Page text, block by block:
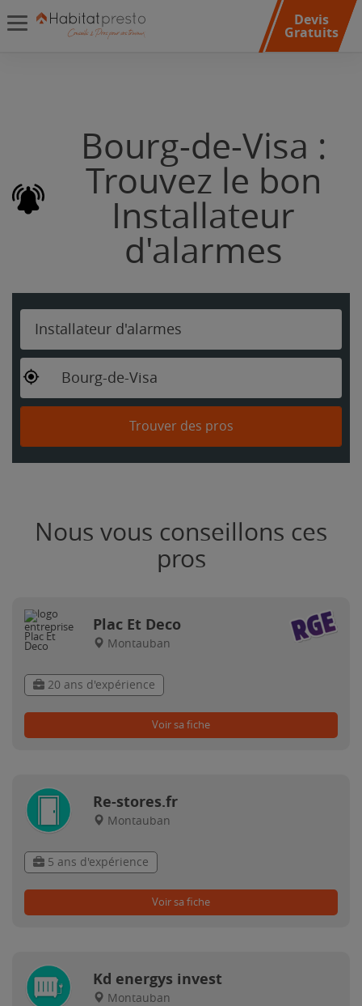
Devis
Gratuits
Bourg-de-Visa :
Trouvez le bon
Installateur
d'alarmes
Installateur d'alarmes
Bourg-de-Visa
Trouver des pros
Nous vous conseillons ces
pros
Plac Et Deco
Montauban
20 ans d'expérience
Voir sa fiche
Re-stores.fr
Montauban
5 ans d'expérience
Voir sa fiche
Kd energys invest
Montauban